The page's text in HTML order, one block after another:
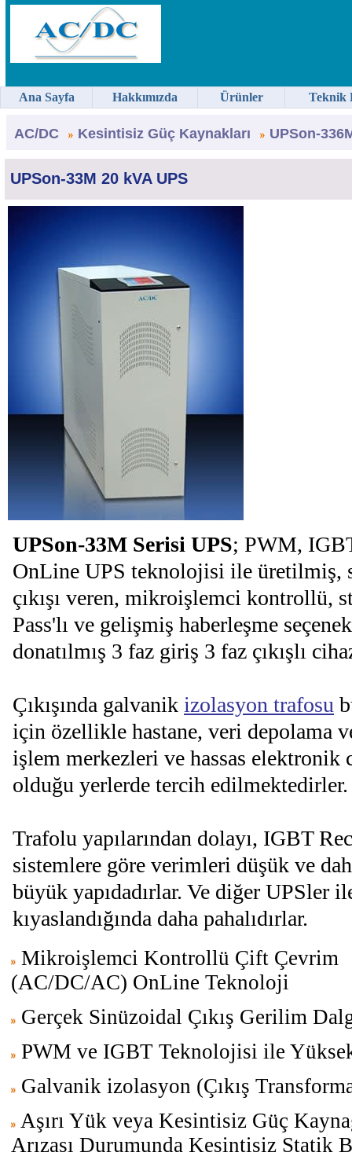
AC/DC Kesintisiz Güç Kaynakları UPSon-
UPSon-33M 20 kVA UPS
UPSon-33M Serisi UPS; PWM,
OnLine UPS teknolojisi ile üretilmiş,
çıkışı veren, mikroişlemci kontrollü,
Pass'lı ve gelişmiş haberleşme
donatılmış 3 faz giriş 3 faz çıkışlı
Çıkışında galvanik izolasyon trafosu
için özellikle hastane, veri depolama
işlem merkezleri ve hassas elektronik
olduğu yerlerde tercih edilmektedirler.
Trafolu yapılarından dolayı, IGBT
sistemlere göre verimleri düşük ve
büyük yapıdadırlar. Ve diğer UPSler
kıyaslandığında daha pahalıdırlar.
Mikroişlemci Kontrollü Çift Çevrim
(AC/DC/AC) OnLine Teknoloji
Gerçek Sinüzoidal Çıkış Gerilim
PWM ve IGBT Teknolojisi ile
Galvanik izolasyon (Çıkış
Aşırı Yük veya Kesintisiz Güç
Arızası Durumunda Kesintisiz Statik
Ana Sayfa Hakkımızda Ürünler Teknik